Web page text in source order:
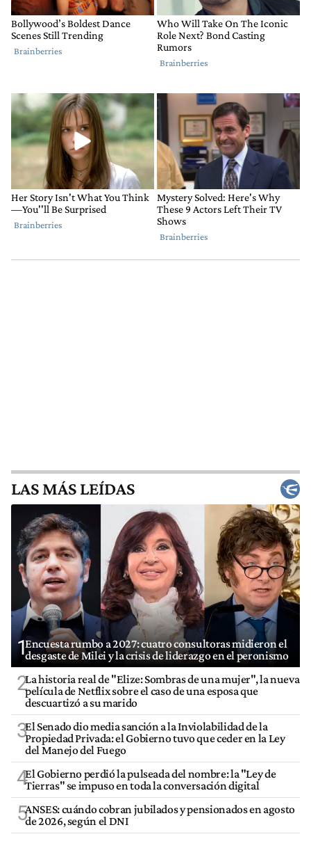
LAS MÁS LEÍDAS
1Encuesta rumbo a 2027: cuatro consultoras midieron el
desgaste de Milei y la crisis de liderazgo en el peronismo
2La historia real de "Elize: Sombras de una mujer", la nueva
película de Netflix sobre el caso de una esposa que
descuartizó a su marido
3El Senado dio media sanción a la Inviolabilidad de la
Propiedad Privada: el Gobierno tuvo que ceder en la Ley
del Manejo del Fuego
4El Gobierno perdió la pulseada del nombre: la "Ley de
Tierras" se impuso en toda la conversación digital
5ANSES: cuándo cobran jubilados y pensionados en agosto
de 2026, según el DNI